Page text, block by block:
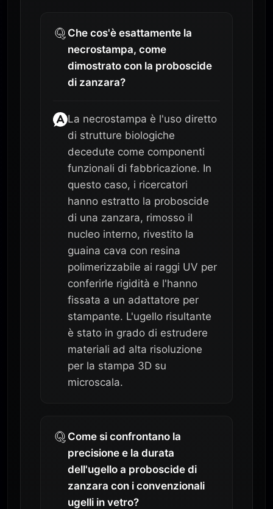
Che cos'è esattamente la
necrostampa, come
dimostrato con la proboscide
di zanzara?
La necrostampa è l'uso diretto
di strutture biologiche
decedute come componenti
funzionali di fabbricazione. In
questo caso, i ricercatori
hanno estratto la proboscide
di una zanzara, rimosso il
nucleo interno, rivestito la
guaina cava con resina
polimerizzabile ai raggi UV per
conferirle rigidità e l'hanno
fissata a un adattatore per
stampante. L'ugello risultante
è stato in grado di estrudere
materiali ad alta risoluzione
per la stampa 3D su
microscala.
Come si confrontano la
precisione e la durata
dell'ugello a proboscide di
zanzara con i convenzionali
ugelli in vetro?